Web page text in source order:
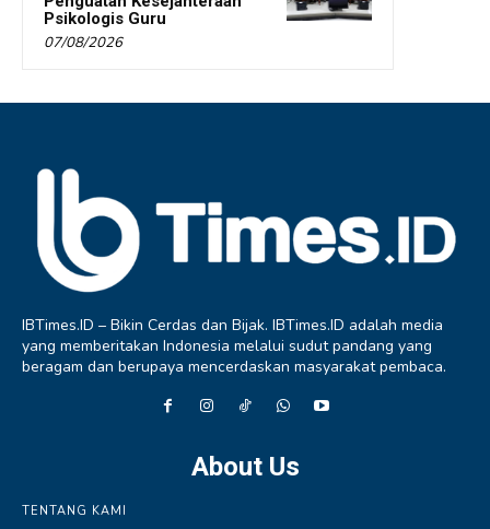
Psikologis Guru
07/08/2026
IBTimes.ID – Bikin Cerdas dan Bijak. IBTimes.ID adalah media
yang memberitakan Indonesia melalui sudut pandang yang
beragam dan berupaya mencerdaskan masyarakat pembaca.
About Us
TENTANG KAMI